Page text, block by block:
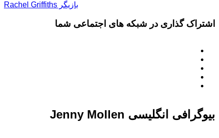
بازیگر Rachel Griffiths
اشتراک گذاری در شبکه های اجتماعی شما
بیوگرافی انگلیسی Jenny Mollen